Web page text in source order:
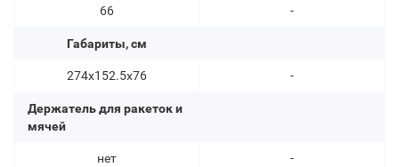
66
Габариты, см
274х152.5х76
Держатель для ракеток и
мячей
нет
-
-
-